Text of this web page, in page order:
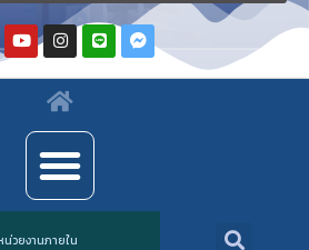
น่วยงานภายใน